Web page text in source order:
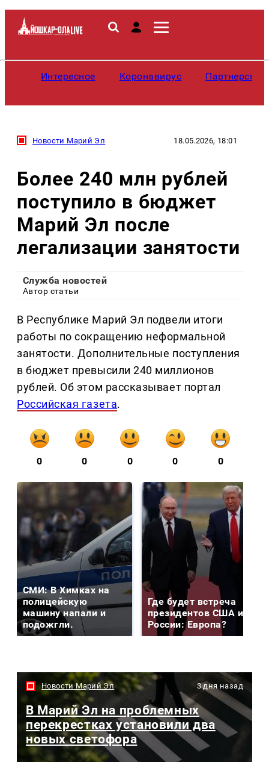
Интересное Коронавирус
Новости Марий Эл 18.05.2026, 18:01
Более 240 млн рублей
поступило в бюджет
Марий Эл после
легализации занятости
Служба новостей
Автор статьи
В Республике Марий Эл подвели итоги
работы по сокращению неформальной
занятости. Дополнительные поступления
в бюджет превысили 240 миллионов
рублей. Об этом рассказывает портал
Российская газета.
0 0 0 0 0
СМИ: В Химках на
полицейскую
машину напали и
подожгли.
Где будет встреча
президентов США и
России: Европа?
Новости Марий Эл 3 дня назад
В Марий Эл на проблемных
перекрестках установили два
новых светофора